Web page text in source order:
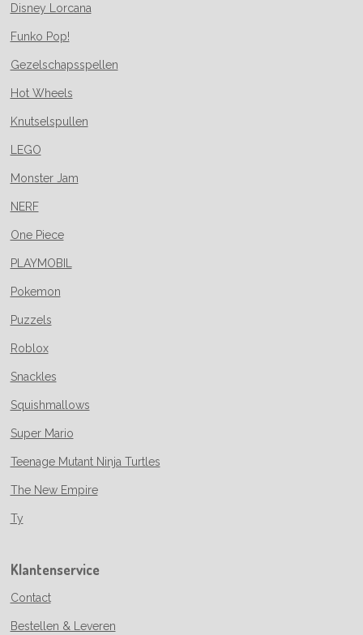
Disney Lorcana
Funko Pop!
Gezelschapsspellen
Hot Wheels
Knutselspullen
LEGO
Monster Jam
NERF
One Piece
PLAYMOBIL
Pokemon
Puzzels
Roblox
Snackles
Squishmallows
Super Mario
Teenage Mutant Ninja Turtles
The New Empire
Ty
Klantenservice
Contact
Bestellen & Leveren